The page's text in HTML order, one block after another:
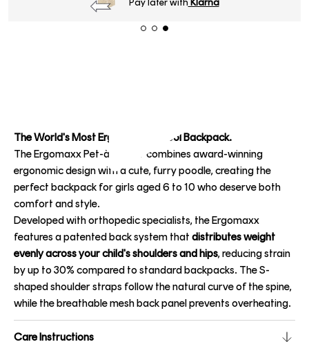
The World's Most Ergonomic School Backpack.
The Ergomaxx Pet-à-Porter combines award-winning
ergonomic design with a cute, furry poodle, creating the
perfect backpack for girls aged 6 to 10 who deserve both
comfort and style.
Developed with orthopedic specialists, the Ergomaxx
features a patented back system that distributes weight
evenly across your child's shoulders and hips, reducing strain
by up to 30% compared to standard backpacks. The S-
shaped shoulder straps follow the natural curve of the spine,
while the breathable mesh back panel prevents overheating.
Care Instructions